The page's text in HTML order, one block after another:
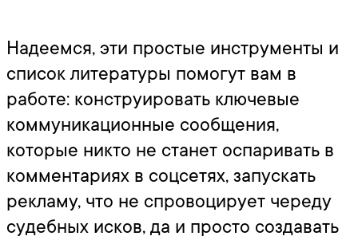
Надеемся, эти простые инструменты и
список литературы помогут вам в
работе: конструировать ключевые
коммуникационные сообщения,
которые никто не станет оспаривать в
комментариях в соцсетях, запускать
рекламу, что не спровоцирует череду
судебных исков, да и просто создавать